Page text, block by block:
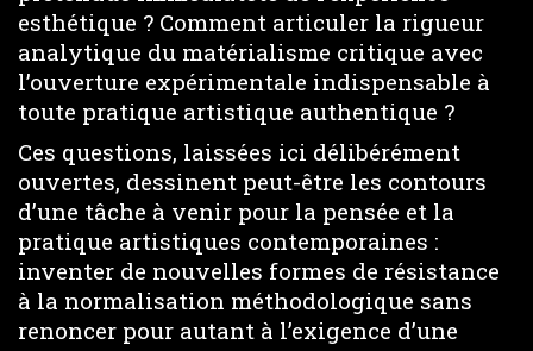
esthétique ? Comment articuler la rigueur
analytique du matérialisme critique avec
l’ouverture expérimentale indispensable à
toute pratique artistique authentique ?
Ces questions, laissées ici délibérément
ouvertes, dessinent peut-être les contours
d’une tâche à venir pour la pensée et la
pratique artistiques contemporaines :
inventer de nouvelles formes de résistance
à la normalisation méthodologique sans
renoncer pour autant à l’exigence d’une